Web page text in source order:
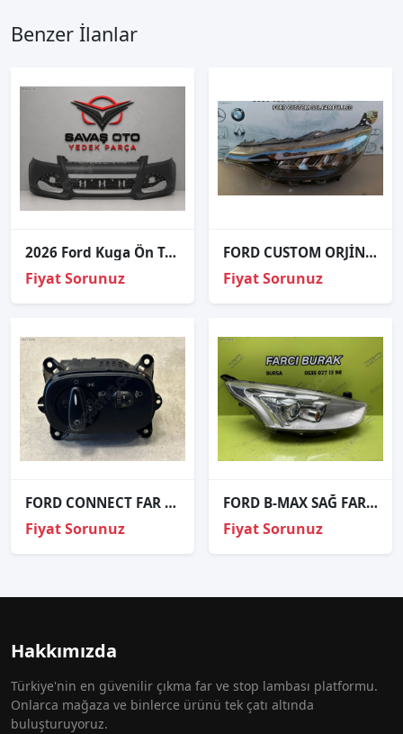
Benzer İlanlar
2026 Ford Kuga Ön Tampon Far Yıkama Sensör Delikli
Fiyat Sorunuz
FORD CUSTOM ORJİNAL ÇIKMA SOL FAR
Fiyat Sorunuz
FORD CONNECT FAR ANAHTARI YC1T-13A024-EB
Fiyat Sorunuz
FORD B-MAX SAĞ FAR ORJİNAL 2012-2017 AV11-13W029-CE
Fiyat Sorunuz
Hakkımızda
Türkiye'nin en güvenilir çıkma far ve stop lambası platformu.
Onlarca mağaza ve binlerce ürünü tek çatı altında
buluşturuyoruz.